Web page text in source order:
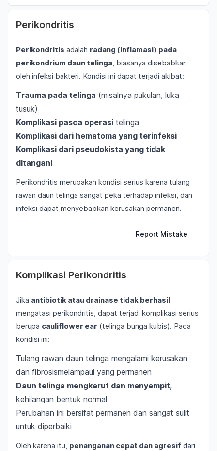
Perikondritis
Perikondritis adalah radang (inflamasi) pada
perikondrium daun telinga, biasanya disebabkan
oleh infeksi bakteri. Kondisi ini dapat terjadi akibat:
Trauma pada telinga (misalnya pukulan, luka
tusuk)
Komplikasi pasca operasi telinga
Komplikasi dari hematoma yang terinfeksi
Komplikasi dari pseudokista yang tidak
ditangani
Perikondritis merupakan kondisi serius karena tulang
rawan daun telinga sangat peka terhadap infeksi, dan
infeksi dapat menyebabkan kerusakan permanen.
Report Mistake
Komplikasi Perikondritis
Jika antibiotik atau drainase tidak berhasil
mengatasi perikondritis, dapat terjadi komplikasi serius
berupa cauliflower ear (telinga bunga kubis). Pada
kondisi ini:
Tulang rawan daun telinga mengalami kerusakan
dan fibrosismelampaui yang permanen
Daun telinga mengkerut dan menyempit,
kehilangan bentuk normal
Perubahan ini bersifat permanen dan sangat sulit
untuk diperbaiki
Oleh karena itu, penanganan cepat dan agresif dari